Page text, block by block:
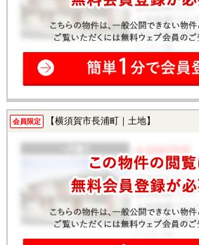
会員限定 【横須賀市長浦町｜土地】